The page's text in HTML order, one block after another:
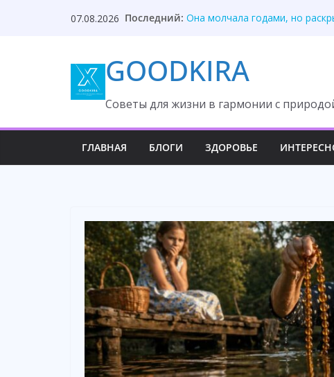
07.08.2026 Последний: Она молчала годами, но
Невестка спокойно поставила
GOODKIRA
Cоветы для жизни в гармонии с
ГЛАВНАЯ БЛОГИ ЗДОРОВЬЕ